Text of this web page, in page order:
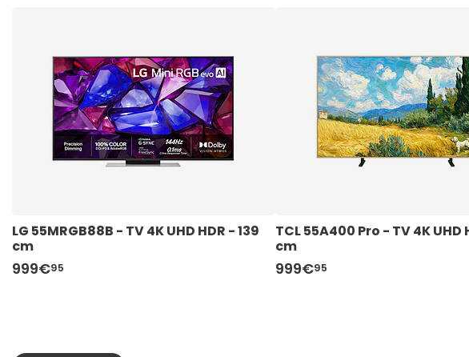
LG 55MRGB88B - TV 4K UHD HDR - 139
cm
999€95
TCL 55A400 Pro - TV 4K UHD
cm
999€95